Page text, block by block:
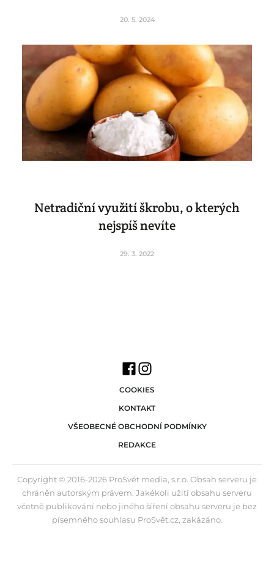
20. 5. 2024
Netradiční využití škrobu, o kterých
nejspíš nevíte
29. 3. 2022
COOKIES
KONTAKT
VŠEOBECNÉ OBCHODNÍ PODMÍNKY
REDAKCE
Copyright © 2016-2026 ProSvět media, s.r.o. Obsah serveru je
chráněn autorským právem. Jakékoli užití obsahu serveru
včetně publikování nebo jiného šíření obsahu serveru je bez
písemného souhlasu ProSvět.cz, zakázáno.